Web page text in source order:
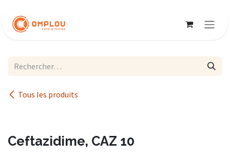
Tous les produits
Ceftazidime, CAZ 10